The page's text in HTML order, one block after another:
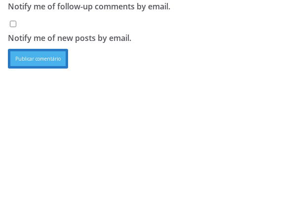
Notify me of follow-up comments by email.
Notify me of new posts by email.